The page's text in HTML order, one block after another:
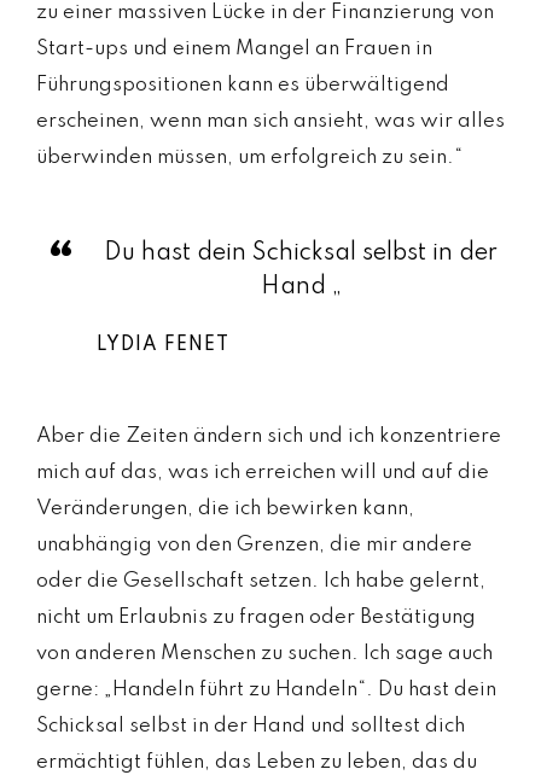
zu einer massiven Lücke in der Finanzierung von
Start-ups und einem Mangel an Frauen in
Führungspositionen kann es überwältigend
erscheinen, wenn man sich ansieht, was wir alles
überwinden müssen, um erfolgreich zu sein.“
Du hast dein Schicksal selbst in der
Hand „
LYDIA FENET
Aber die Zeiten ändern sich und ich konzentriere
mich auf das, was ich erreichen will und auf die
Veränderungen, die ich bewirken kann,
unabhängig von den Grenzen, die mir andere
oder die Gesellschaft setzen. Ich habe gelernt,
nicht um Erlaubnis zu fragen oder Bestätigung
von anderen Menschen zu suchen. Ich sage auch
gerne: „Handeln führt zu Handeln“. Du hast dein
Schicksal selbst in der Hand und solltest dich
ermächtigt fühlen, das Leben zu leben, das du